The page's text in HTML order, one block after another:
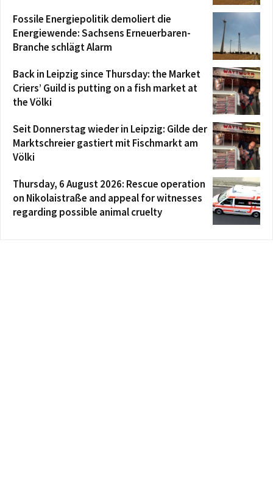
Fossile Energiepolitik demoliert die
Energiewende: Sachsens Erneuerbaren-
Branche schlägt Alarm
Back in Leipzig since Thursday: the Market
Criers’ Guild is putting on a fish market at
the Völki
Seit Donnerstag wieder in Leipzig: Gilde der
Marktschreier gastiert mit Fischmarkt am
Völki
Thursday, 6 August 2026: Rescue operation
on Nikolaistraße and appeal for witnesses
regarding possible animal cruelty